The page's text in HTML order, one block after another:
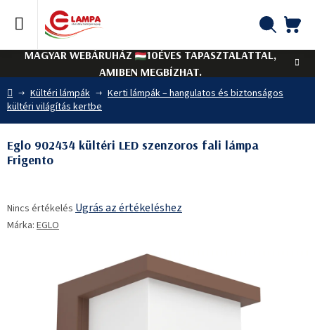
tartalomhoz
MAGYAR WEBÁRUHÁZ
10ÉVES TAPASZTALATTAL,
AMIBEN MEGBÍZHAT.
Kezdőlap
Kültéri lámpák
Kerti lámpák – hangulatos és biztonságos
kültéri világítás kertbe
Eglo 902434 kültéri LED szenzoros fali lámpa
Frigento
termék
átlagos
Nincs értékelés Ugrás az értékeléshez
Márka: EGLO